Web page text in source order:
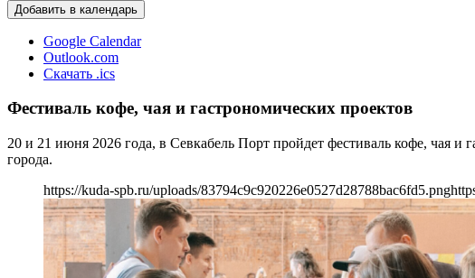
Добавить в календарь
Google Calendar
Outlook.com
Скачать .ics
Фестиваль кофе, чая и гастрономических проектов
20 и 21 июня 2026 года, в Севкабель Порт пройдет фестиваль кофе, чая и
города.
https://kuda-spb.ru/uploads/83794c9c920226e0527d28788bac6fd5.png